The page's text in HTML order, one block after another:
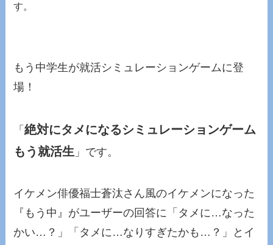
す。
もう中学生が就活シミュレーションゲームに登
場！
「絶対にタメになるシミュレーションゲーム
もう就活生 」です。
イケメン俳優福士蒼汰さん風のイケメンになった
『もう中』がユーザーの回答に「 タメに…なった
かい…？」「タメに…なりすぎたかも…？」とイ